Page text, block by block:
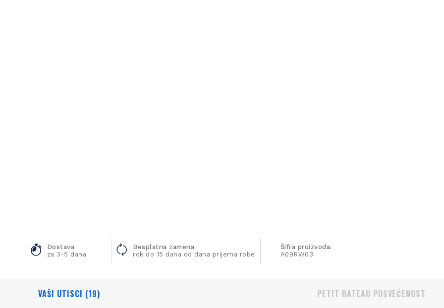
Dostava
za 3-5 dana
Besplatna zamena
rok do 15 dana od dana prijema robe
Šifra proizvoda:
A09RW03
VAŠI UTISCI (19) PETIT BATEAU POSVEĆENOST